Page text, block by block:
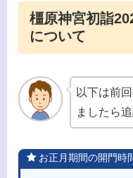
橿原神宮初詣
について
以下は前
ましたら
お正月期間の開門時